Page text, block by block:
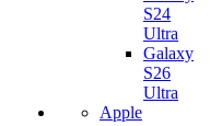
S24
Ultra
Galaxy
S26
Ultra
Apple